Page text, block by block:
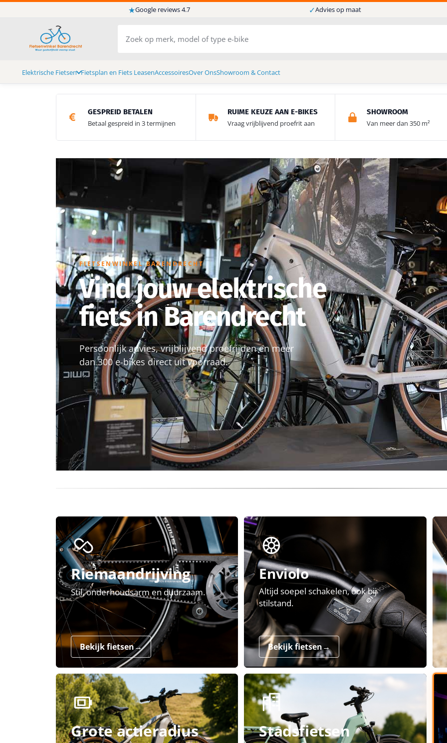
★Google reviews 4.7 ✓Advies op maat
Elektrische Fietsen Fietsplan en Fiets LeasenAccessoiresOver OnsShowroom & Contact
GESPREID BETALEN
Betaal gespreid in 3 termijnen
RUIME KEUZE AAN E-BIKES
Vraag vrijblijvend proefrit aan
SHOWROOM
Van meer dan 350 m²
FIETSENWINKEL BARENDRECHT
Vind jouw elektrische
fiets in Barendrecht
Persoonlijk advies, vrijblijvend proefrijden en meer
dan 300 e-bikes direct uit voorraad.
Riemaandrijving
Stil, onderhoudsarm en duurzaam.
Bekijk fietsen→
Enviolo
Altijd soepel schakelen, ook bij
stilstand.
Bekijk fietsen→
Grote actieradius Stadsfietsen